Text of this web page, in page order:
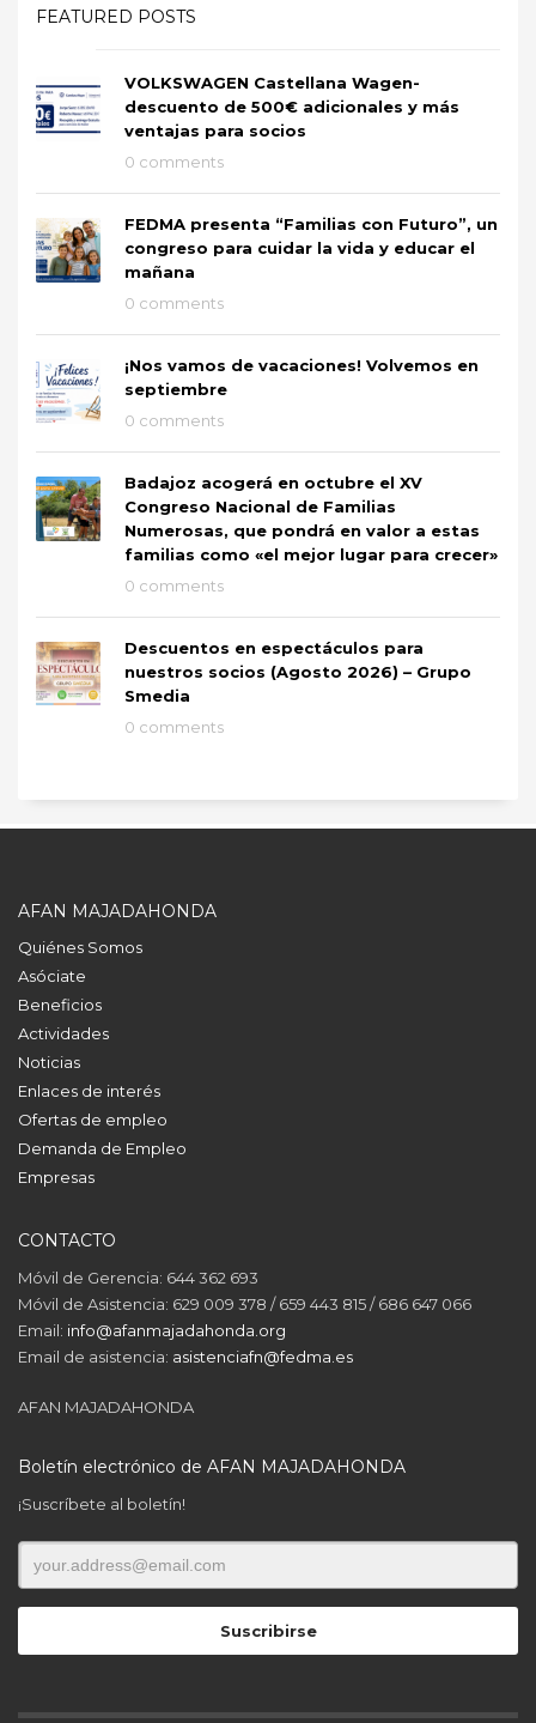
FEATURED POSTS
VOLKSWAGEN Castellana Wagen-
descuento de 500€ adicionales y más
ventajas para socios
0 comments
FEDMA presenta “Familias con Futuro”, un
congreso para cuidar la vida y educar el
mañana
0 comments
¡Nos vamos de vacaciones! Volvemos en
septiembre
0 comments
Badajoz acogerá en octubre el XV
Congreso Nacional de Familias
Numerosas, que pondrá en valor a estas
familias como «el mejor lugar para crecer»
0 comments
Descuentos en espectáculos para
nuestros socios (Agosto 2026) – Grupo
Smedia
0 comments
AFAN MAJADAHONDA
Quiénes Somos
Asóciate
Beneficios
Actividades
Noticias
Enlaces de interés
Ofertas de empleo
Demanda de Empleo
Empresas
CONTACTO
Móvil de Gerencia: 644 362 693
Móvil de Asistencia: 629 009 378 / 659 443 815 / 686 647 066
Email: info@afanmajadahonda.org
Email de asistencia: asistenciafn@fedma.es
AFAN MAJADAHONDA
Boletín electrónico de AFAN MAJADAHONDA
¡Suscríbete al boletín!